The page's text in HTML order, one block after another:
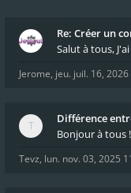
Re: Créer un
Salut à tous,
Jerome, jeu. juil. 16,
Différence
Bonjour à tous
Tevz, lun. nov. 03, 2025